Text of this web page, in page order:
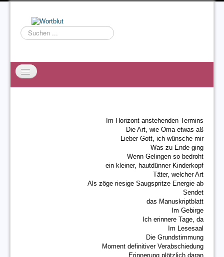
Suchen
...
Im Horizont anstehenden Termins
Die Art, wie Oma etwas aß
Lieber Gott, ich wünsche mir
Was zu Ende ging
Wenn Gelingen so bedroht
ein kleiner, hautdünner Kinderkopf
Täter, welcher Art
Als zöge riesige Saugspritze Energie ab
Sendet
das Manuskriptblatt
Im Gebirge
Ich erinnere Tage, da
Im Lesesaal
Die Grundstimmung
Moment definitiver Verabschiedung
Erinnerung plötzlich daran